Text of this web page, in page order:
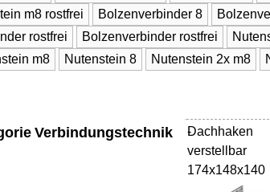
m8 rostfrei Bolzenverbinder 8
rostfrei Bolzenverbinder rostfrei
Nutenstein m8 Nutenstein 8 Nutenstein 2x m8
Verbindungstechnik
Dachhaken
verstellbar
174x148x140
-